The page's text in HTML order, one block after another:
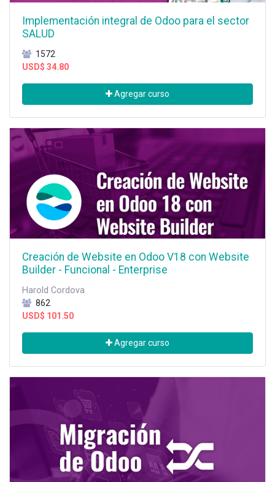
Implementación integral de Odoo para el sector
SALUD
1572
USD$ 34.80
Agregar curso
Creación de Website en Odoo V18 con Website
Builder - Funcional - Enterprise
Harold Cordova
862
USD$ 101.50
Agregar curso